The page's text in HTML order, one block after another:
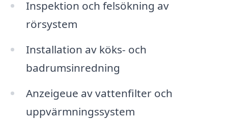
Inspektion och felsökning av
rörsystem
Installation av köks- och
badrumsinredning
Anzeigeue av vattenfilter och
uppvärmningssystem